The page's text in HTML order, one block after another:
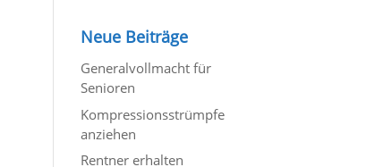
Neue Beiträge
Generalvollmacht für
Senioren
Kompressionsstrümpfe
anziehen
Rentner erhalten